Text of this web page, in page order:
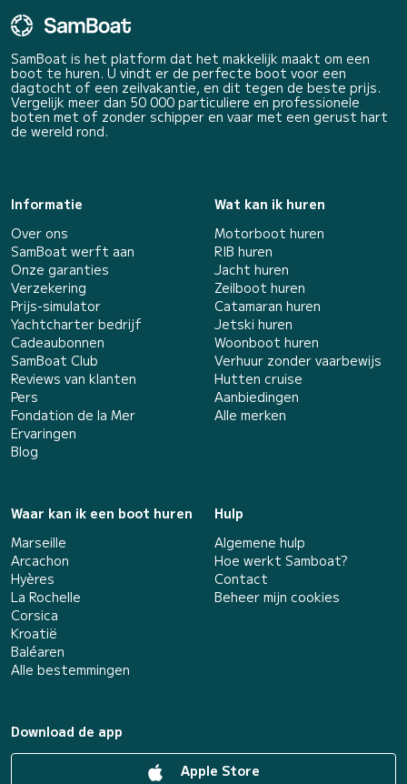
SamBoat is het platform dat het makkelijk maakt om een
boot te huren. U vindt er de perfecte boot voor een
dagtocht of een zeilvakantie, en dit tegen de beste prijs.
Vergelijk meer dan 50 000 particuliere en professionele
boten met of zonder schipper en vaar met een gerust hart
de wereld rond.
Informatie
Over ons
SamBoat werft aan
Onze garanties
Verzekering
Prijs-simulator
Yachtcharter bedrijf
Cadeaubonnen
SamBoat Club
Reviews van klanten
Pers
Fondation de la Mer
Ervaringen
Blog
Wat kan ik huren
Motorboot huren
RIB huren
Jacht huren
Zeilboot huren
Catamaran huren
Jetski huren
Woonboot huren
Verhuur zonder vaarbewijs
Hutten cruise
Aanbiedingen
Alle merken
Waar kan ik een boot huren
Marseille
Arcachon
Hyères
La Rochelle
Corsica
Kroatië
Baléaren
Alle bestemmingen
Hulp
Algemene hulp
Hoe werkt Samboat?
Contact
Beheer mijn cookies
Download de app
Apple Store